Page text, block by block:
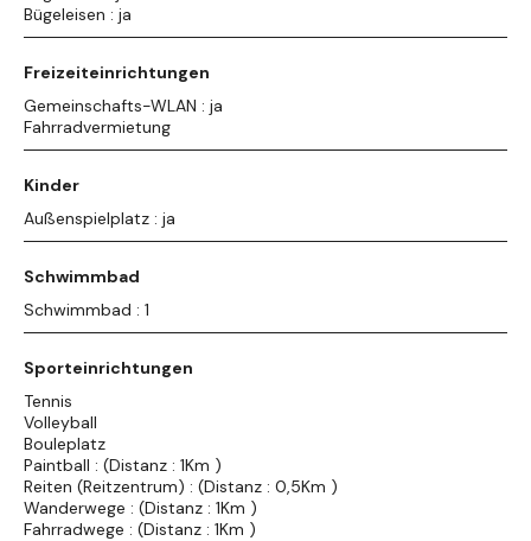
Bügeleisen : ja
Freizeiteinrichtungen
Gemeinschafts-WLAN : ja
Fahrradvermietung
Kinder
Außenspielplatz : ja
Schwimmbad
Schwimmbad : 1
Sporteinrichtungen
Tennis
Volleyball
Bouleplatz
Paintball : (Distanz : 1Km )
Reiten (Reitzentrum) : (Distanz : 0,5Km )
Wanderwege : (Distanz : 1Km )
Fahrradwege : (Distanz : 1Km )